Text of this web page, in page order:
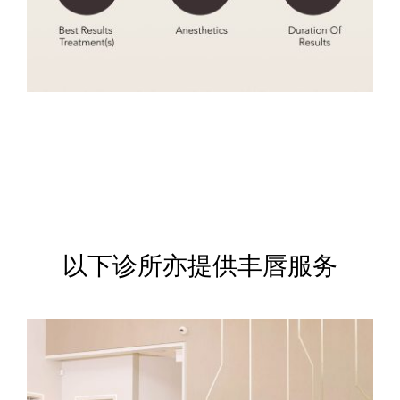
以下诊所亦提供丰唇服务